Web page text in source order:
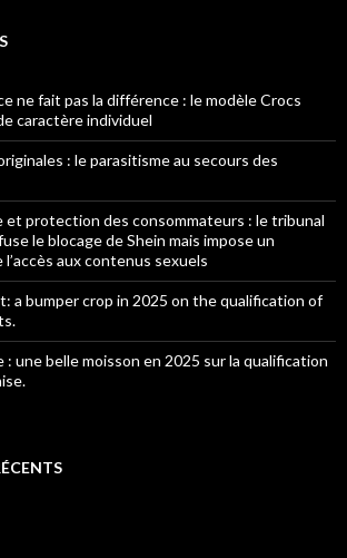
ne fait pas la différence : le modèle Crocs
caractère individuel
: le parasitisme au secours des
et protection des consommateurs : le tribunal
le blocage de Shein mais impose un
aux contenus sexuels
a bumper crop in 2025 on the qualification of
une belle moisson en 2025 sur la qualification